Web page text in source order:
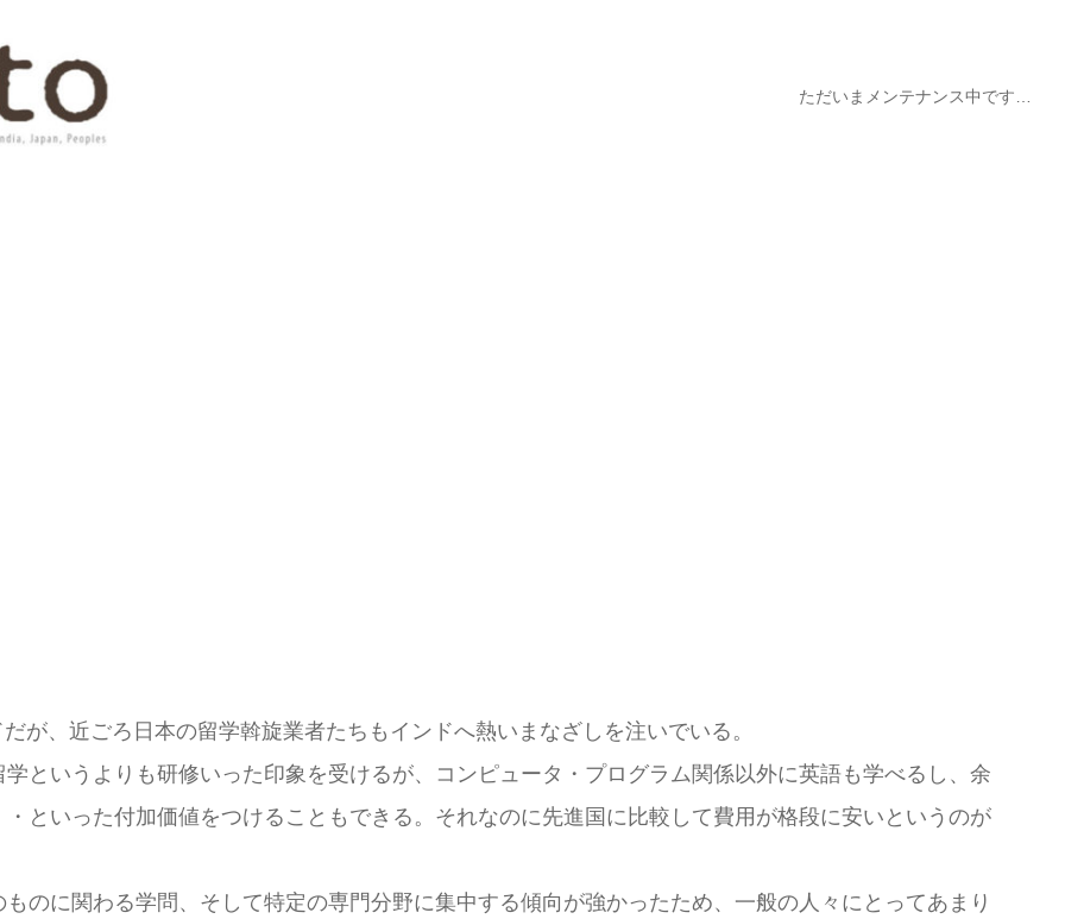
ただいまメンテナンス中です…
、近ごろ日本の留学斡旋業者たちもインドへ熱いまなざしを注いでいる。
いうよりも研修いった印象を受けるが、コンピュータ・プログラム関係以外に英語も学べるし、余
といった付加価値をつけることもできる。それなのに先進国に比較して費用が格段に安いというのが
に関わる学問、そして特定の専門分野に集中する傾向が強かったため、一般の人々にとってあまり